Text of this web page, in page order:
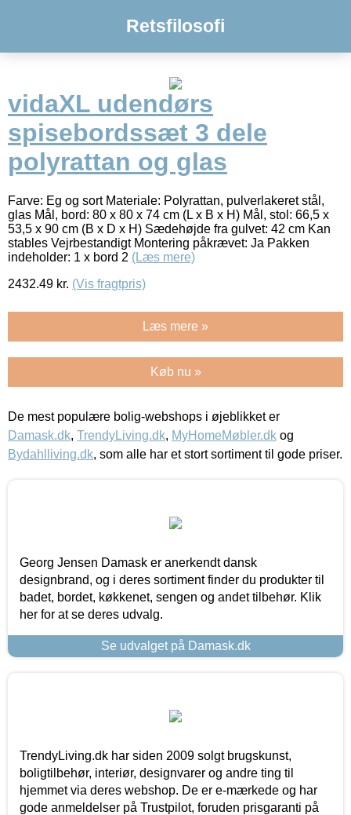
Retsfilosofi
vidaXL udendørs
spisebordssæt 3 dele
polyrattan og glas
Farve: Eg og sort Materiale: Polyrattan, pulverlakeret stål,
glas Mål, bord: 80 x 80 x 74 cm (L x B x H) Mål, stol: 66,5 x
53,5 x 90 cm (B x D x H) Sædehøjde fra gulvet: 42 cm Kan
stables Vejrbestandigt Montering påkrævet: Ja Pakken
indeholder: 1 x bord 2 (Læs mere)
2432.49 kr. (Vis fragtpris)
Læs mere »
Køb nu »
De mest populære bolig-webshops i øjeblikket er
Damask.dk, TrendyLiving.dk, MyHomeMøbler.dk og
Bydahlliving.dk, som alle har et stort sortiment til gode priser.
Georg Jensen Damask er anerkendt dansk
designbrand, og i deres sortiment finder du produkter til
badet, bordet, køkkenet, sengen og andet tilbehør. Klik
her for at se deres udvalg.
Se udvalget på Damask.dk
TrendyLiving.dk har siden 2009 solgt brugskunst,
boligtilbehør, interiør, designvarer og andre ting til
hjemmet via deres webshop. De er e-mærkede og har
gode anmeldelser på Trustpilot, foruden prisgaranti på